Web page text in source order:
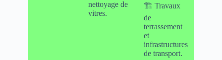
nettoyage de
vitres.
🏗 Travaux
de
terrassement
et
infrastructures
de transport.